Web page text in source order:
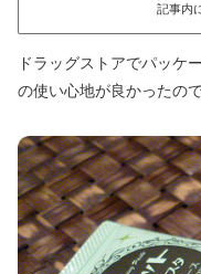
記事内
ドラッグストアでパッケ
の使い心地が良かったの